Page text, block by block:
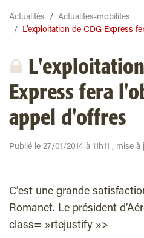
Actualités
Actualites-mobilites
L’exploitation de CDG Express
Express fera
appel d'offres
Publié le 27/01/2014 à 11h11 , mise
C’est une grande
Romanet. Le président
class= »rtejustify »>